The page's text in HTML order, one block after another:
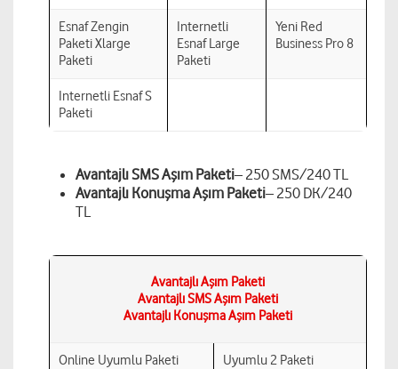
Esnaf Zengin
Paketi Xlarge
Paketi
Internetli
Esnaf Large
Paketi
Yeni Red
Business Pro 8
Internetli Esnaf S
Paketi
Avantajlı SMS Aşım Paketi– 250 SMS/240 TL
Avantajlı Konuşma Aşım Paketi– 250 DK/240
TL
Avantajlı Aşım Paketi
Avantajlı SMS Aşım Paketi
Avantajlı Konuşma Aşım Paketi
Online Uyumlu Paketi Uyumlu 2 Paketi